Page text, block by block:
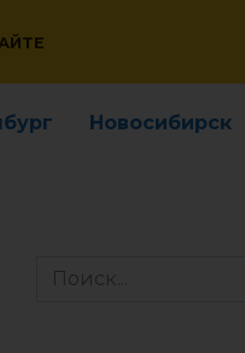
Новосибирск
Search